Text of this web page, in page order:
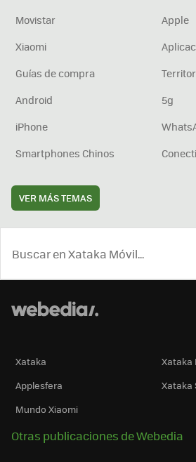
Movistar
Apple
Xiaomi
Guías de compra
Android
5g
iPhone
Smartphones Chinos
VER MÁS TEMAS
Xataka
Xataka
Applesfera
Xataka
Mundo Xiaomi
Otras publicaciones de Webedia